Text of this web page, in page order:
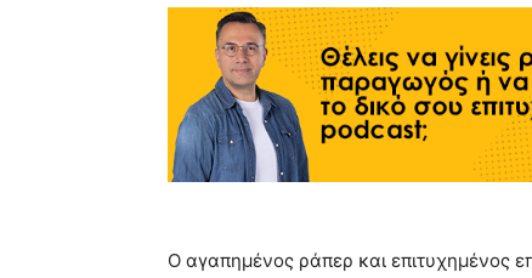
Ο αγαπημένος ράπερ και επιτυχημένος